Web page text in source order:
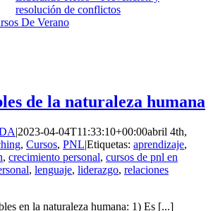
resolución de conflictos
De Verano
de la naturaleza humana
|2023-04-04T11:33:10+00:00abril 4th,
, Cursos, PNL|Etiquetas: aprendizaje,
, crecimiento personal, cursos de pnl en
, lenguaje, liderazgo, relaciones
en la naturaleza humana: 1) Es [...]